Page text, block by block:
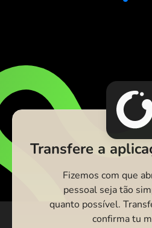
Transfere a
Fizemos com que
pessoal seja tão
quanto possível.
confirma tu